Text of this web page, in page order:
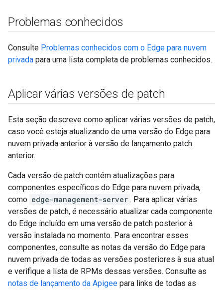
Problemas conhecidos
Consulte Problemas conhecidos com o Edge para nuvem
privada para uma lista completa de problemas conhecidos.
Aplicar várias versões de patch
Esta seção descreve como aplicar várias versões de patch,
caso você esteja atualizando de uma versão do Edge para
nuvem privada anterior à versão de lançamento patch
anterior.
Cada versão de patch contém atualizações para
componentes específicos do Edge para nuvem privada,
como edge-management-server . Para aplicar várias
versões de patch, é necessário atualizar cada componente
do Edge incluído em uma versão de patch posterior à
versão instalada no momento. Para encontrar esses
componentes, consulte as notas da versão do Edge para
nuvem privada de todas as versões posteriores à sua atual
e verifique a lista de RPMs dessas versões. Consulte as
notas de lançamento da Apigee para links de todas as